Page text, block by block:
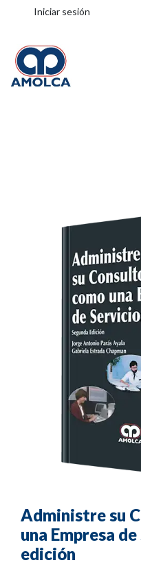
Iniciar sesión
Administre su
una Empresa
edición